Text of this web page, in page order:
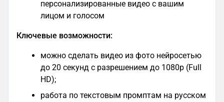
персонализированные видео с вашим
лицом и голосом
Ключевые возможности:
можно сделать видео из фото нейросетью
до 20 секунд с разрешением до 1080p (Full
HD);
работа по текстовым промптам на русском